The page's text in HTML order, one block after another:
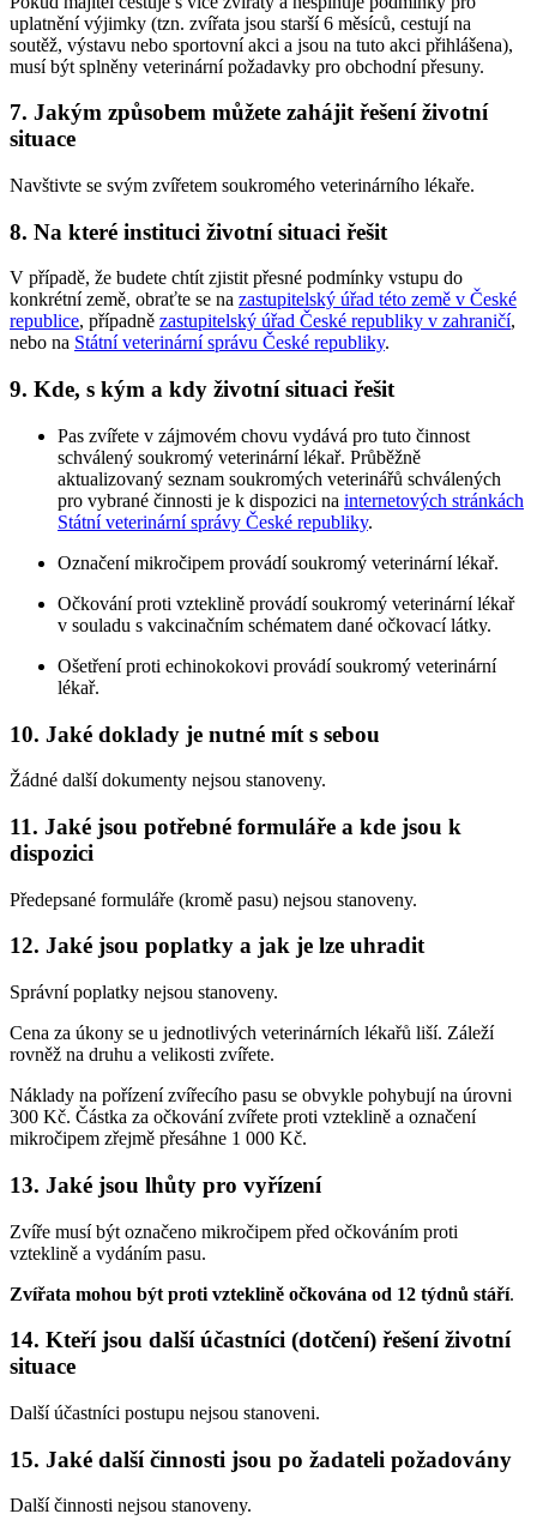
uplatnění výjimky (tzn. zvířata jsou starší 6 měsíců, cestují na
soutěž, výstavu nebo sportovní akci a jsou na tuto akci přihlášena),
musí být splněny veterinární požadavky pro obchodní přesuny.
7. Jakým způsobem můžete zahájit řešení životní
situace
Navštivte se svým zvířetem soukromého veterinárního lékaře.
8. Na které instituci životní situaci řešit
V případě, že budete chtít zjistit přesné podmínky vstupu do
konkrétní země, obraťte se na zastupitelský úřad této země v České
republice, případně zastupitelský úřad České republiky v zahraničí,
nebo na Státní veterinární správu České republiky.
9. Kde, s kým a kdy životní situaci řešit
Pas zvířete v zájmovém chovu vydává pro tuto činnost
schválený soukromý veterinární lékař. Průběžně
aktualizovaný seznam soukromých veterinářů schválených
pro vybrané činnosti je k dispozici na internetových stránkách
Státní veterinární správy České republiky.
Označení mikročipem provádí soukromý veterinární lékař.
Očkování proti vzteklině provádí soukromý veterinární lékař
v souladu s vakcinačním schématem dané očkovací látky.
Ošetření proti echinokokovi provádí soukromý veterinární
lékař.
10. Jaké doklady je nutné mít s sebou
Žádné další dokumenty nejsou stanoveny.
11. Jaké jsou potřebné formuláře a kde jsou k
dispozici
Předepsané formuláře (kromě pasu) nejsou stanoveny.
12. Jaké jsou poplatky a jak je lze uhradit
Správní poplatky nejsou stanoveny.
Cena za úkony se u jednotlivých veterinárních lékařů liší. Záleží
rovněž na druhu a velikosti zvířete.
Náklady na pořízení zvířecího pasu se obvykle pohybují na úrovni
300 Kč. Částka za očkování zvířete proti vzteklině a označení
mikročipem zřejmě přesáhne 1 000 Kč.
13. Jaké jsou lhůty pro vyřízení
Zvíře musí být označeno mikročipem před očkováním proti
vzteklině a vydáním pasu.
Zvířata mohou být proti vzteklině očkována od 12 týdnů stáří.
14. Kteří jsou další účastníci (dotčení) řešení životní
situace
Další účastníci postupu nejsou stanoveni.
15. Jaké další činnosti jsou po žadateli požadovány
Další činnosti nejsou stanoveny.